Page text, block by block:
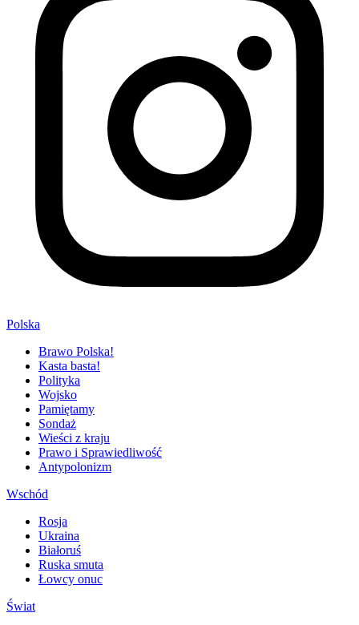
Polska
Brawo Polska!
Kasta basta!
Polityka
Wojsko
Pamiętamy
Sondaż
Wieści z kraju
Prawo i Sprawiedliwość
Antypolonizm
Wschód
Rosja
Ukraina
Białoruś
Ruska smuta
Łowcy onuc
Świat